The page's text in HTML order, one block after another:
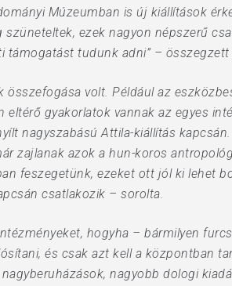
Múzeumban is új kiállítások
ezek nagyon népszerű
tudunk adni” – összegzett
volt. Például az
gyakorlatok vannak az egyes
nagyszabású Attila-kiállítás
zajlanak azok a hun-koros
feszegetünk, ezeket ott jól ki lehet
csatlakozik – sorolta.
hogyha – bármilyen
és csak azt kell a központban
nagyobb dologi